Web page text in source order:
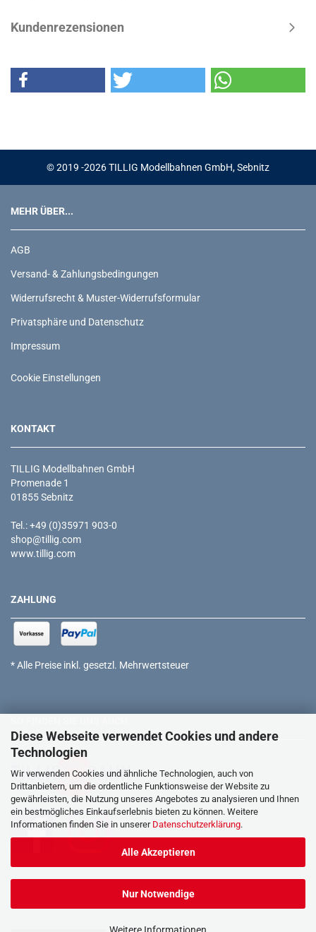
Diese Webseite verwendet Cookies und andere
Technologien
Wir verwenden Cookies und ähnliche Technologien, auch von
Drittanbietern, um die ordentliche Funktionsweise der Website zu
gewährleisten, die Nutzung unseres Angebotes zu analysieren und Ihnen
ein bestmögliches Einkaufserlebnis bieten zu können. Weitere
Informationen finden Sie in unserer Datenschutzerklärung.
Alle Akzeptieren
Nur Notwendige
Kundenrezensionen
© 2019 -2026 TILLIG Modellbahnen GmbH, Sebnitz
MEHR ÜBER...
AGB
Versand- & Zahlungsbedingungen
Widerrufsrecht & Muster-Widerrufsformular
Privatsphäre und Datenschutz
Impressum
Cookie Einstellungen
KONTAKT
TILLIG Modellbahnen GmbH
Promenade 1
01855 Sebnitz
Tel.: +49 (0)35971 903-0
shop@tillig.com
www.tillig.com
ZAHLUNG
* Alle Preise inkl. gesetzl. Mehrwertsteuer